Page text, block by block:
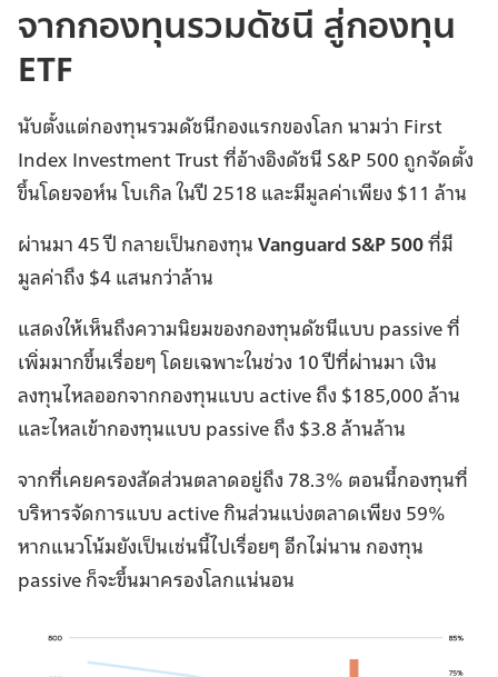
จากกองทุนรวมดัชนี สู่กองทุน
ETF
นับตั้งแต่กองทุนรวมดัชนีกองแรกของโลก นามว่า First
Index Investment Trust ที่อ้างอิงดัชนี S&P 500 ถูกจัดตั้ง
ขึ้นโดยจอห์น โบเกิล ในปี 2518 และมีมูลค่าเพียง $11 ล้าน
ผ่านมา 45 ปี กลายเป็นกองทุนVanguard S&P 500ที่มี
มูลค่าถึง $4 แสนกว่าล้าน
แสดงให้เห็นถึงความนิยมของกองทุนดัชนีแบบ passive ที่
เพิ่มมากขึ้นเรื่อยๆ โดยเฉพาะในช่วง 10 ปีที่ผ่านมา เงิน
ลงทุนไหลออกจากกองทุนแบบ active ถึง $185,000 ล้าน
และไหลเข้ากองทุนแบบ passive ถึง $3.8 ล้านล้าน
จากที่เคยครองสัดส่วนตลาดอยู่ถึง 78.3% ตอนนี้กองทุนที่
บริหารจัดการแบบ active กินส่วนแบ่งตลาดเพียง 59%
หากแนวโน้มยังเป็นเช่นนี้ไปเรื่อยๆ อีกไม่นาน กองทุน
passive ก็จะขึ้นมาครองโลกแน่นอน